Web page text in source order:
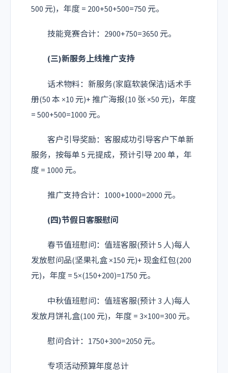
500 元)，年度 = 200+50+500=750 元。
技能竞赛合计：2900+750=3650 元。
(三)新服务上线推广支持
话术物料：新服务(家庭软装保洁)话术手
册(50 本 ×10 元)+ 推广海报(10 张 ×50 元)，年度
= 500+500=1000 元。
客户引导奖励：客服成功引导客户下单新
服务，按每单 5 元提成，预计引导 200 单，年
度 = 1000 元。
推广支持合计：1000+1000=2000 元。
(四)节假日客服慰问
春节值班慰问：值班客服(预计 5 人)每人
发放慰问品(坚果礼盒 ×150 元)+ 现金红包(200
元)，年度 = 5×(150+200)=1750 元。
中秋值班慰问：值班客服(预计 3 人)每人
发放月饼礼盒(100 元)，年度 = 3×100=300 元。
慰问合计：1750+300=2050 元。
专项活动预算年度总计